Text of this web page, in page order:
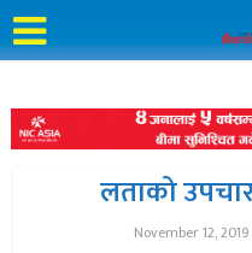
लताको
November 12, 2019